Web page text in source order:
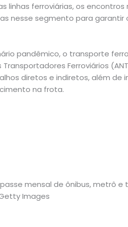
linhas ferroviárias, os encontros
nesse segmento para garantir
pandêmico, o transporte
Ferroviários
diretos e indiretos, além de
na frota.